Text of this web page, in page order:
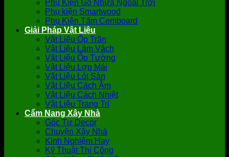
Phụ Kiện Gỗ Nhựa Ngoài Trời
Phụ kiện Smartwood
Phụ Kiện Tấm Cemboard
Giải Pháp Vật Liệu
Vật Liệu Ốp Trần
Vật Liệu Làm Vách
Vật Liệu Ốp Tường
Vật Liệu Lợp Mái
Vật Liệu Lót Sàn
Vật Liệu Cách Âm
Vật Liệu Cách Nhiệt
Vật Liệu Trang Trí
Cẩm Nang Xây Nhà
Góc Tự Decor
Chuyện Xây Nhà
Kinh Nghiệm Hay
Kỹ Thuật Thi Công